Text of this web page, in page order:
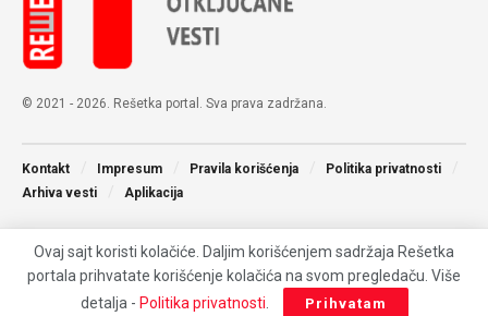
© 2021 - 2026. Rešetka portal. Sva prava zadržana.
Kontakt Impresum Pravila korišćenja
Politika privatnosti
Arhiva vesti
Aplikacija
Ovaj sajt koristi kolačiće. Daljim korišćenjem sadržaja Rešetka
portala prihvatate korišćenje kolačića na svom pregledaču. Više
detalja - Politika privatnosti Prihvatam